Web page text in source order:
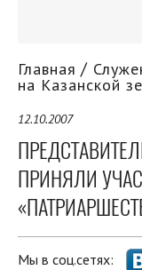
Главная
на Казанской
12.10.2007
ПРИНЯЛИ
Мы в соц.сетях: